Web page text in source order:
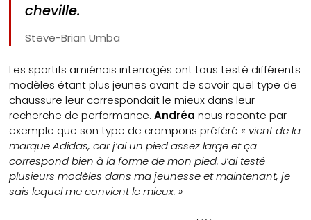
cheville.
Steve-Brian Umba
Les sportifs amiénois interrogés ont tous testé différents
modèles étant plus jeunes avant de savoir quel type de
chaussure leur correspondait le mieux dans leur
recherche de performance.Andréanous raconte par
exemple que son type de crampons préféré « vient de la
marque Adidas, car j’ai un pied assez large et ça
correspond bien à la forme de mon pied. J’ai testé
plusieurs modèles dans ma jeunesse et maintenant, je
sais lequel me convient le mieux. »